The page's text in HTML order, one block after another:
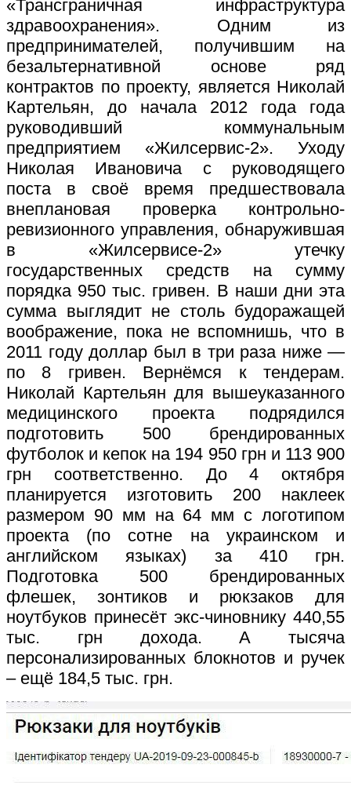
«Трансграничная инфраструктура
здравоохранения». Одним из
предпринимателей, получившим на
безальтернативной основе ряд
контрактов по проекту, является Николай
Картельян, до начала 2012 года года
руководивший коммунальным
предприятием «Жилсервис-2». Уходу
Николая Ивановича с руководящего
поста в своё время предшествовала
внеплановая проверка контрольно-
ревизионного управления, обнаружившая
в «Жилсервисе-2» утечку
государственных средств на сумму
порядка 950 тыс. гривен. В наши дни эта
сумма выглядит не столь будоражащей
воображение, пока не вспомнишь, что в
2011 году доллар был в три раза ниже —
по 8 гривен. Вернёмся к тендерам.
Николай Картельян для вышеуказанного
медицинского проекта подрядился
подготовить 500 брендированных
футболок и кепок на 194 950 грн и 113 900
грн соответственно. До 4 октября
планируется изготовить 200 наклеек
размером 90 мм на 64 мм с логотипом
проекта (по сотне на украинском и
английском языках) за 410 грн.
Подготовка 500 брендированных
флешек, зонтиков и рюкзаков для
ноутбуков принесёт экс-чиновнику 440,55
тыс. грн дохода. А тысяча
персонализированных блокнотов и ручек
– ещё 184,5 тыс. грн.